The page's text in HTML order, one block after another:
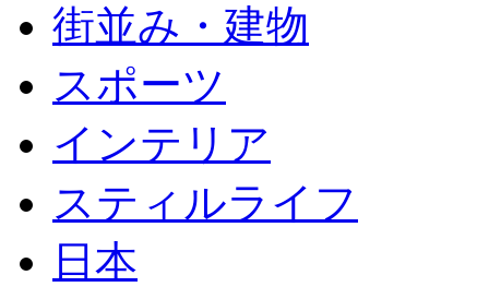
街並み・建物
スポーツ
インテリア
スティルライフ
日本